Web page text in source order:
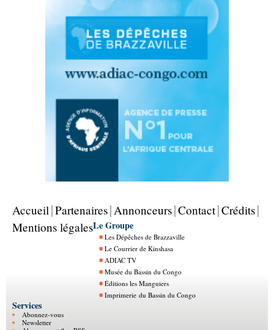
Accueil Partenaires Annonceurs Contact Crédits
Mentions légalesLe Groupe
Les Dépêches de Brazzaville
Le Courrier de Kinshasa
ADIAC TV
Musée du Bassin du Congo
Éditions les Manguiers
Imprimerie du Bassin du Congo
Services
Abonnez-vous
Newsletter